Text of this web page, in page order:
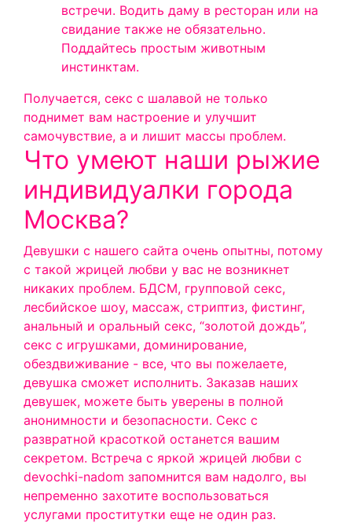
встречи. Водить даму в ресторан или на
свидание также не обязательно.
Поддайтесь простым животным
инстинктам.
Получается, секс с шалавой не только
поднимет вам настроение и улучшит
самочувствие, а и лишит массы проблем.
Что умеют наши рыжие
индивидуалки города
Москва?
Девушки с нашего сайта очень опытны, потому
с такой жрицей любви у вас не возникнет
никаких проблем. БДСМ, групповой секс,
лесбийское шоу, массаж, стриптиз, фистинг,
анальный и оральный секс, “золотой дождь”,
секс с игрушками, доминирование,
обездвиживание - все, что вы пожелаете,
девушка сможет исполнить. Заказав наших
девушек, можете быть уверены в полной
анонимности и безопасности. Секс с
развратной красоткой останется вашим
секретом. Встреча с яркой жрицей любви с
devochki-nadom запомнится вам надолго, вы
непременно захотите воспользоваться
услугами проститутки еще не один раз.